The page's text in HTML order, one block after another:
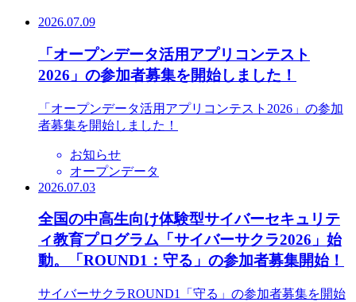
2026.07.09
「オープンデータ活用アプリコンテスト
2026」の参加者募集を開始しました！
「オープンデータ活用アプリコンテスト2026」の参加
者募集を開始しました！
お知らせ
オープンデータ
2026.07.03
全国の中高生向け体験型サイバーセキュリテ
ィ教育プログラム「サイバーサクラ2026」始
動。「ROUND1：守る」の参加者募集開始！
サイバーサクラROUND1「守る」の参加者募集を開始